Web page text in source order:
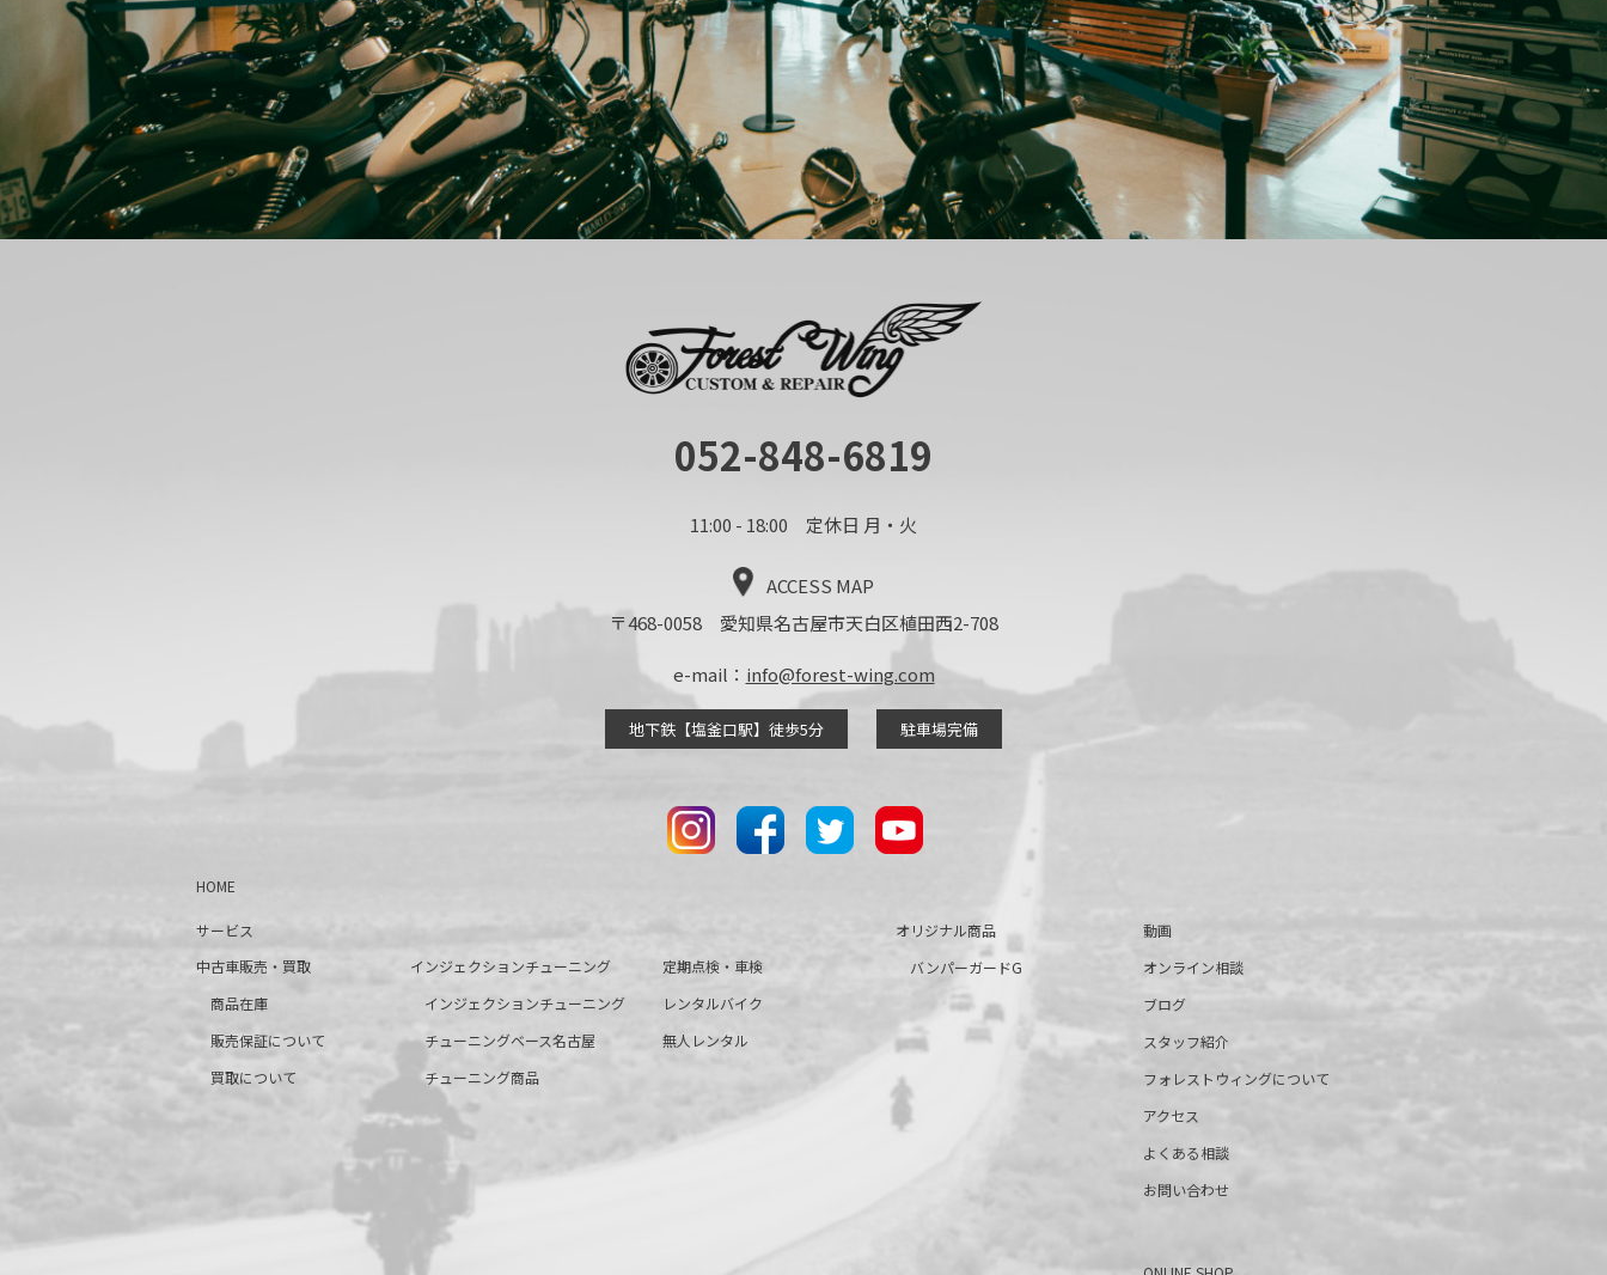
052-848-6819
11:00 - 18:00 定休日 月・火
ACCESS MAP
〒468-0058 愛知県名古屋市天白区植田西2-708
e-mail： info@forest-wing.com
地下鉄【塩釜口駅】徒歩5分 駐車場完備
HOME
サービス
中古車販売・買取
商品在庫
販売保証について
買取について
インジェクションチューニング
インジェクションチューニング
チューニングベース名古屋
チューニング商品
定期点検・車検
レンタルバイク
無人レンタル
オリジナル商品
バンパーガードG
動画
オンライン相談
ブログ
スタッフ紹介
フォレストウィングについて
アクセス
よくある相談
お問い合わせ